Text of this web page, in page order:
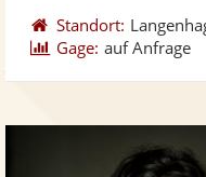
Standort:
Gage: auf Anfrage